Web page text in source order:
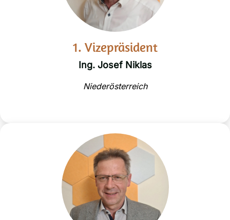
1. Vizepräsident​
Ing. Josef Niklas
Niederösterreich